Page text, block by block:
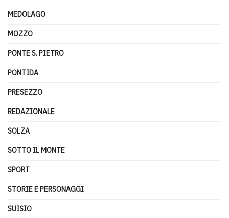
MEDOLAGO
MOZZO
PONTE S. PIETRO
PONTIDA
PRESEZZO
REDAZIONALE
SOLZA
SOTTO IL MONTE
SPORT
STORIE E PERSONAGGI
SUISIO